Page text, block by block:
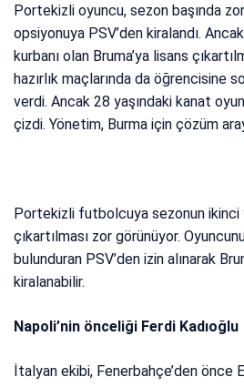
Portekizli oyuncu, sezon başında
opsiyonuya PSV’den kiralandı.
kurbanı olan Bruma’ya lisans
hazırlık maçlarında da öğrencisine
verdi. Ancak 28 yaşındaki kanat
çizdi. Yönetim, Burma için çözüm
Portekizli futbolcuya sezonun ikinci
çıkartılması zor görünüyor.
bulunduran PSV’den izin alınarak
kiralanabilir.
Napoli’nin önceliği Ferdi Kadıoğlu
İtalyan ekibi, Fenerbahçe’den önce